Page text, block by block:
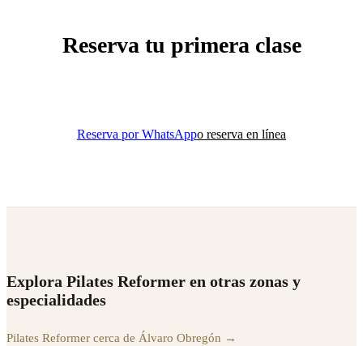
Reserva tu primera clase
Reserva por WhatsAppo reserva en línea
Explora Pilates Reformer en otras zonas y
especialidades
Pilates Reformer cerca de Álvaro Obregón →